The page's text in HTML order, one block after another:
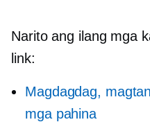
Narito ang ilang mga
link:
Magdagdag,
mga pahina